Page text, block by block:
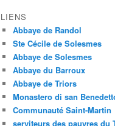
LIENS
Abbaye de Randol
Ste Cécile de Solesmes
Abbaye de Solesmes
Abbaye du Barroux
Abbaye de Triors
Monastero di san
Communauté Saint-Martin
serviteurs des pauvres du